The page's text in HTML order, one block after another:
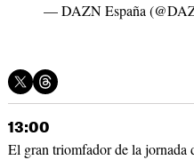
— DAZN España
13:00
El gran triomfador de la jornada